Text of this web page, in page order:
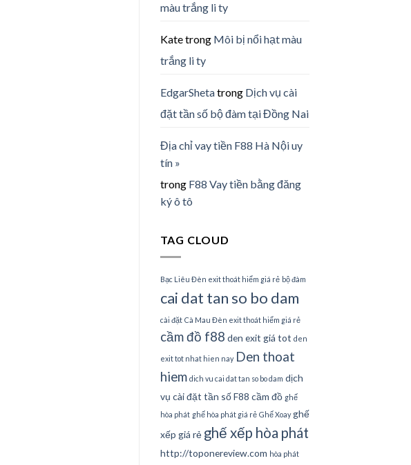
màu trắng li ty
Katetrong Môi bị nổi hạt màu
trắng li ty
EdgarShetatrong Dịch vụ cài
đặt tần số bộ đàm tại Đồng Nai
Địa chỉ vay tiền F88 Hà Nội uy
tín »
trong F88 Vay tiền bằng đăng
ký ô tô
TAG CLOUD
Bạc Liêu Đèn exit thoát hiểm giá rẻ bộ đàm
cai dat tan so bo dam
cài đặt Cà Mau Đèn exit thoát hiểm giá rẻ
cầm đồ f88 den exit giá tot den
exit tot nhat hien nay Den thoat
hiem dich vu cai dat tan so bo dam dịch
vụ cài đặt tần số F88 cầm đồ ghế
hòa phát ghế hòa phát giá rẻ Ghế Xoay ghế
xếp giá rẻ ghế xếp hòa phát
http://toponereview.com hòa phát